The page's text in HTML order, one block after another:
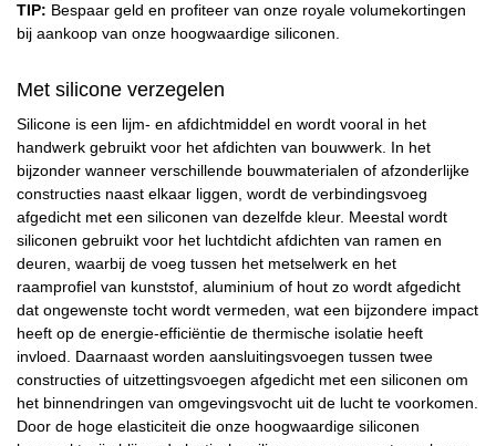
TIP: Bespaar geld en profiteer van onze royale volumekortingen
bij aankoop van onze hoogwaardige siliconen.
Met silicone verzegelen
Silicone is een lijm- en afdichtmiddel en wordt vooral in het
handwerk gebruikt voor het afdichten van bouwwerk. In het
bijzonder wanneer verschillende bouwmaterialen of afzonderlijke
constructies naast elkaar liggen, wordt de verbindingsvoeg
afgedicht met een siliconen van dezelfde kleur. Meestal wordt
siliconen gebruikt voor het luchtdicht afdichten van ramen en
deuren, waarbij de voeg tussen het metselwerk en het
raamprofiel van kunststof, aluminium of hout zo wordt afgedicht
dat ongewenste tocht wordt vermeden, wat een bijzondere impact
heeft op de energie-efficiëntie de thermische isolatie heeft
invloed. Daarnaast worden aansluitingsvoegen tussen twee
constructies of uitzettingsvoegen afgedicht met een siliconen om
het binnendringen van omgevingsvocht uit de lucht te voorkomen.
Door de hoge elasticiteit die onze hoogwaardige siliconen